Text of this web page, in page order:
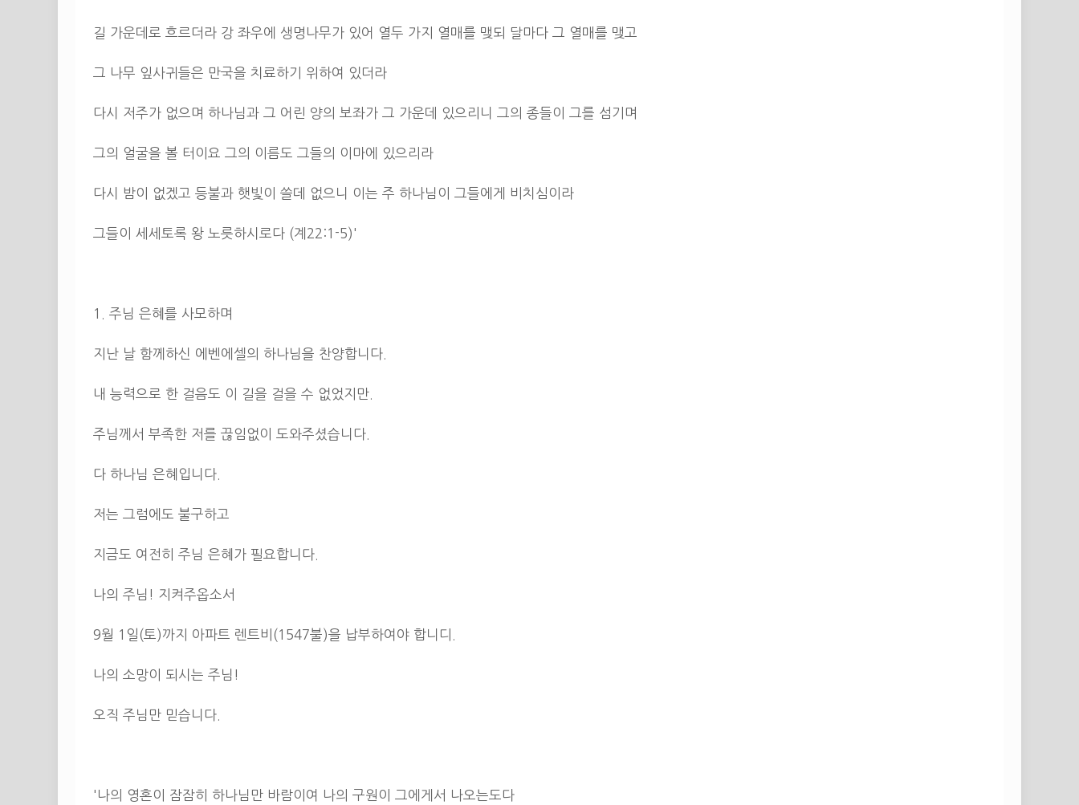
길 가운데로 흐르더라 강 좌우에 생명나무가 있어 열두 가지 열매를 맺되 달마다 그 열매를 맺고
그 나무 잎사귀들은 만국을 치료하기 위하여 있더라
다시 저주가 없으며 하나님과 그 어린 양의 보좌가 그 가운데 있으리니 그의 종들이 그를 섬기며
그의 얼굴을 볼 터이요 그의 이름도 그들의 이마에 있으리라
다시 밤이 없겠고 등불과 햇빛이 쓸데 없으니 이는 주 하나님이 그들에게 비치심이라
그들이 세세토록 왕 노릇하시로다 (계22:1-5)'
1. 주님 은혜를 사모하며
지난 날 함께하신 에벤에셀의 하나님을 찬양합니다.
내 능력으로 한 걸음도 이 길을 걸을 수 없었지만.
주님께서 부족한 저를 끊임없이 도와주셨습니다.
다 하나님 은혜입니다.
저는 그럼에도 불구하고
지금도 여전히 주님 은혜가 필요합니다.
나의 주님! 지켜주옵소서
9월 1일(토)까지 아파트 렌트비(1547불)을 납부하여야 합니디.
나의 소망이 되시는 주님!
오직 주님만 믿습니다.
'나의 영혼이 잠잠히 하나님만 바람이여 나의 구원이 그에게서 나오는도다